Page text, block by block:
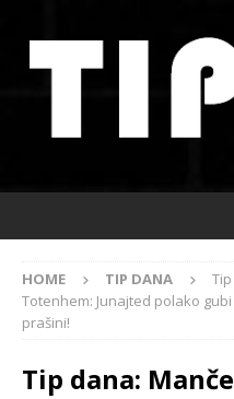
HOME TIP DANA
Totenhem: Junajted polako
prašini!
Tip dana: